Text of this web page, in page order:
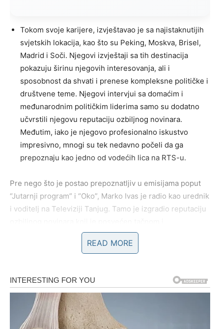
Tokom svoje karijere, izvještavao je sa najistaknutijih
svjetskih lokacija, kao što su Peking, Moskva, Brisel,
Madrid i Soči. Njegovi izvještaji sa tih destinacija
pokazuju širinu njegovih interesovanja, ali i
sposobnost da shvati i prenese kompleksne političke i
društvene teme. Njegovi intervjui sa domaćim i
međunarodnim političkim liderima samo su dodatno
učvrstili njegovu reputaciju ozbiljnog novinara.
Međutim, iako je njegovo profesionalno iskustvo
impresivno, mnogi su tek nedavno počeli da ga
prepoznaju kao jedno od vodećih lica na RTS-u.
Pre nego što je postao prepoznatljiv u emisijama poput
“Jutarnji program” i “Oko”, Marko Ivas je radio kao urednik
i voditelj na Televiziji Tanjug. Tamo je izgradio reputaciju
pravovremenom informisanju, a njegova filozofija
novinarstva temelji se na objektivnosti i pristupu koji
središte javnog života, a njegov rad je postao simbol
ozbiljnog novinarstva u zemlji.
READ MORE